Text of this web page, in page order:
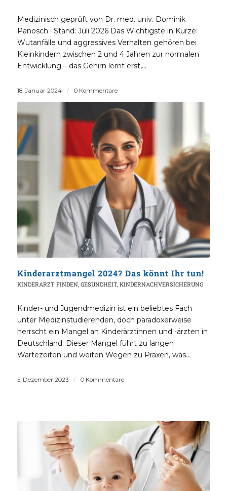
Medizinisch geprüft von Dr. med. univ. Dominik
Panosch · Stand: Juli 2026 Das Wichtigste in Kürze:
Wutanfälle und aggressives Verhalten gehören bei
Kleinkindern zwischen 2 und 4 Jahren zur normalen
Entwicklung – das Gehirn lernt erst,…
18. Januar 2024 / 0 Kommentare
Kinderarztmangel 2024? Das könnt Ihr tun!
KINDERARZT FINDEN, GESUNDHEIT, KINDERNACHVERSICHERUNG
Kinder- und Jugendmedizin ist ein beliebtes Fach
unter Medizinstudierenden, doch paradoxerweise
herrscht ein Mangel an Kinderärztinnen und -ärzten in
Deutschland. Dieser Mangel führt zu langen
Wartezeiten und weiten Wegen zu Praxen, was…
5. Dezember 2023 / 0 Kommentare